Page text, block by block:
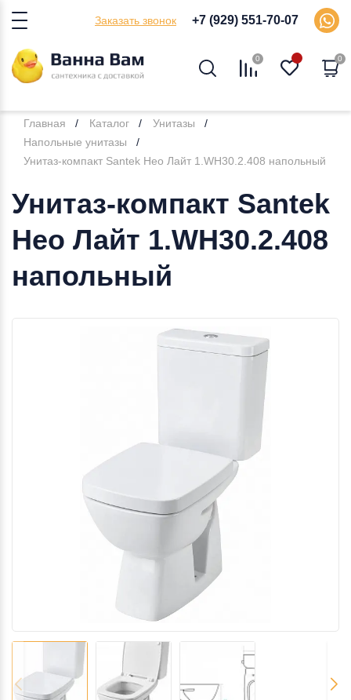
Заказать звонок +7 (929) 551-70-07
0 0
Главная Каталог
Унитазы
Напольные унитазы
Унитаз-компакт Santek Нео Лайт 1.WH30.2.408 напольный
Унитаз-компакт Santek
Нео Лайт 1.WH30.2.408
напольный